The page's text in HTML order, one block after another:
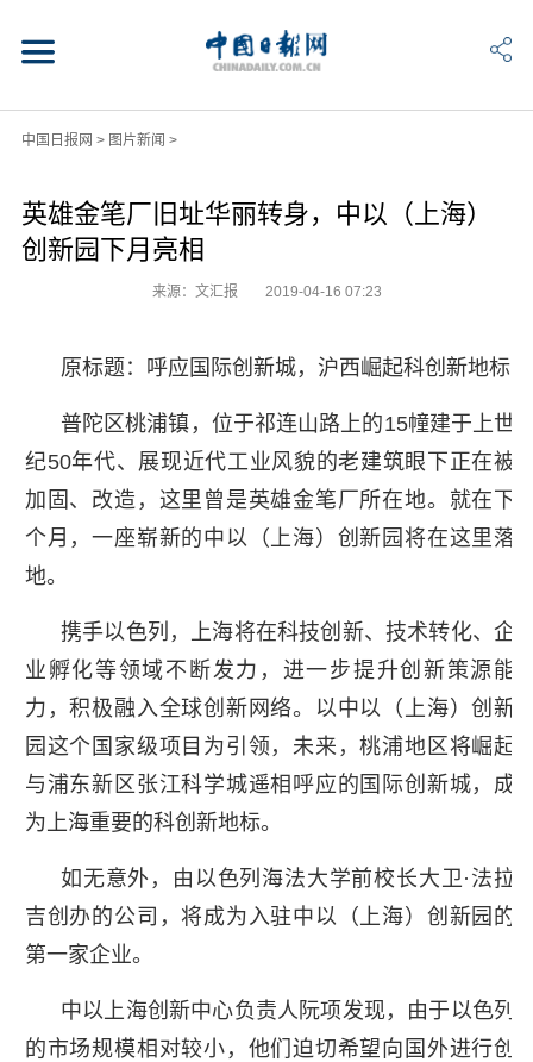
中国日报网 > 图片新闻 >
英雄金笔厂旧址华丽转身，中以（上海）
创新园下月亮相
来源：文汇报 2019-04-16 07:23
原标题：呼应国际创新城，沪西崛起科创新地标
普陀区桃浦镇，位于祁连山路上的15幢建于上世
纪50年代、展现近代工业风貌的老建筑眼下正在被
加固、改造，这里曾是英雄金笔厂所在地。就在下
个月，一座崭新的中以（上海）创新园将在这里落
地。
携手以色列，上海将在科技创新、技术转化、企
业孵化等领域不断发力，进一步提升创新策源能
力，积极融入全球创新网络。以中以（上海）创新
园这个国家级项目为引领，未来，桃浦地区将崛起
与浦东新区张江科学城遥相呼应的国际创新城，成
为上海重要的科创新地标。
如无意外，由以色列海法大学前校长大卫·法拉
吉创办的公司，将成为入驻中以（上海）创新园的
第一家企业。
中以上海创新中心负责人阮项发现，由于以色列
的市场规模相对较小，他们迫切希望向国外进行创